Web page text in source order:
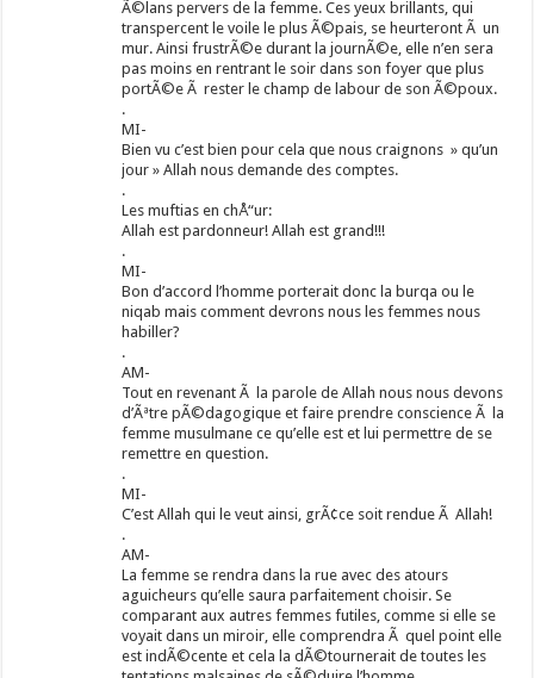
Ã©lans pervers de la femme. Ces yeux brillants, qui
transpercent le voile le plus Ã©pais, se heurteront Ã un
mur. Ainsi frustrÃ©e durant la journÃ©e, elle n’en sera
pas moins en rentrant le soir dans son foyer que plus
portÃ©e Ã rester le champ de labour de son Ã©poux.
.
MI-
Bien vu c’est bien pour cela que nous craignons » qu’un
jour » Allah nous demande des comptes.
.
Les muftias en chÅ“ur:
Allah est pardonneur! Allah est grand!!!
.
MI-
Bon d’accord l’homme porterait donc la burqa ou le
niqab mais comment devrons nous les femmes nous
habiller?
.
AM-
Tout en revenant Ã la parole de Allah nous nous devons
d’Ãªtre pÃ©dagogique et faire prendre conscience Ã la
femme musulmane ce qu’elle est et lui permettre de se
remettre en question.
.
MI-
C’est Allah qui le veut ainsi, grÃ¢ce soit rendue Ã Allah!
.
AM-
La femme se rendra dans la rue avec des atours
aguicheurs qu’elle saura parfaitement choisir. Se
comparant aux autres femmes futiles, comme si elle se
voyait dans un miroir, elle comprendra Ã quel point elle
est indÃ©cente et cela la dÃ©tournerait de toutes les